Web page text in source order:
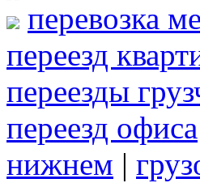
перевозка
переезд
переезды
переезд офиса
нижнем |